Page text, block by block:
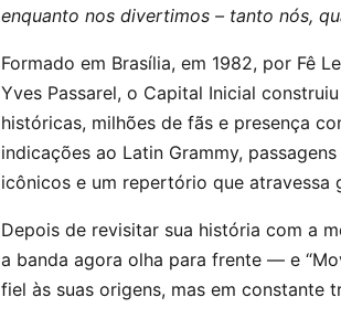
enquanto nos divertimos – tanto nós,
Formado em Brasília, em 1982, por Fê
Yves Passarel, o Capital Inicial
históricas, milhões de fãs e presença
indicações ao Latin Grammy,
icônicos e um repertório que atravessa
Depois de revisitar sua história com a
a banda agora olha para frente — e
fiel às suas origens, mas em constante